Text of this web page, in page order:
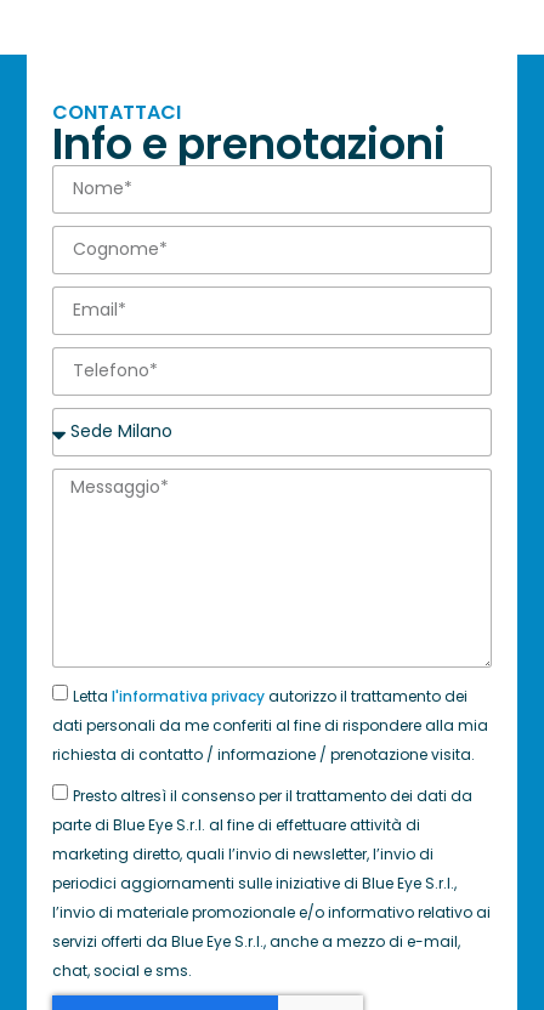
CONTATTACI
Info e prenotazioni
Letta l'informativa privacyautorizzo il trattamento dei
dati personali da me conferiti al fine di rispondere alla mia
richiesta di contatto / informazione / prenotazione visita.
Presto altresì il consenso per il trattamento dei dati da
parte di Blue Eye S.r.l. al fine di effettuare attività di
marketing diretto, quali l’invio di newsletter, l’invio di
periodici aggiornamenti sulle iniziative di Blue Eye S.r.l.,
l’invio di materiale promozionale e/o informativo relativo ai
servizi offerti da Blue Eye S.r.l., anche a mezzo di e-mail,
chat, social e sms.